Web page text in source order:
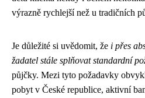
výrazně rychlejší než u tradičních
Je důležité si uvědomit, že i přes
žadatel stále splňovat standardní
půjčky. Mezi tyto požadavky
pobyt v České republice, aktivní